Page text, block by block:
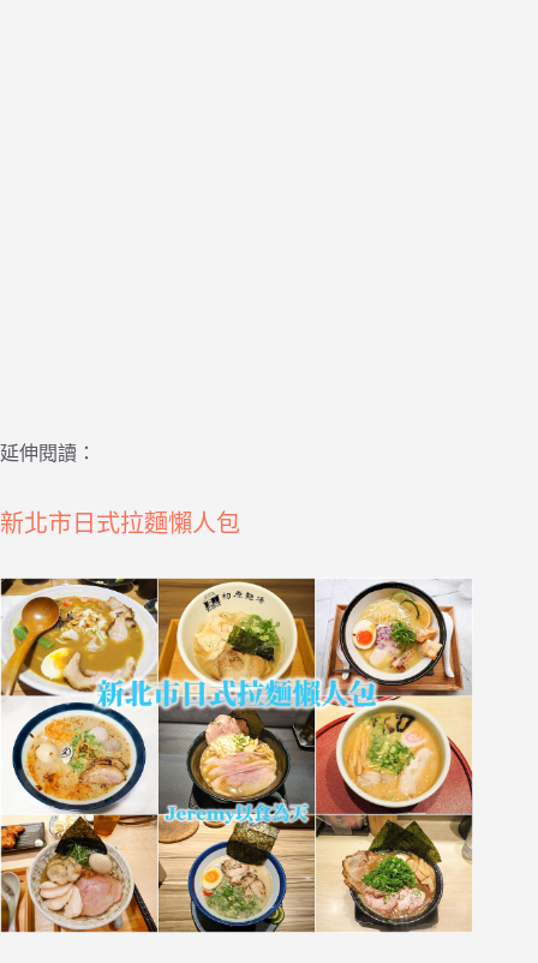
延伸閱讀：
新北市日式拉麵懶人包